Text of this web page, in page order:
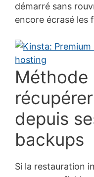
démarré sans
encore écrasé les
Méthode
depuis
backups
Si la restauration